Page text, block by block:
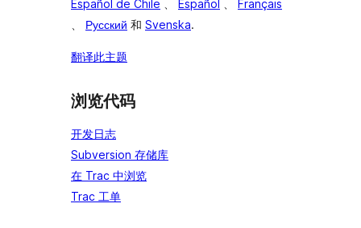
Español de Chile
Español
Français
Русский 和 Svenska.
翻译此主题
浏览代码
开发日志
Subversion 存储库
在 Trac 中浏览
Trac 工单